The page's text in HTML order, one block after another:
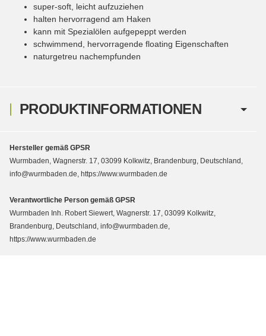
PRODUKTINFORMATIONEN
super-soft, leicht aufzuziehen
halten hervorragend am Haken
kann mit Spezialölen aufgepeppt werden
schwimmend, hervorragende floating Eigenschaften
naturgetreu nachempfunden
Hersteller gemäß GPSR
Wurmbaden, Wagnerstr. 17, 03099 Kolkwitz, Brandenburg, Deutschland,
info@wurmbaden.de, https://www.wurmbaden.de
Verantwortliche Person gemäß GPSR
Wurmbaden Inh. Robert Siewert, Wagnerstr. 17, 03099 Kolkwitz,
Brandenburg, Deutschland, info@wurmbaden.de,
https://www.wurmbaden.de